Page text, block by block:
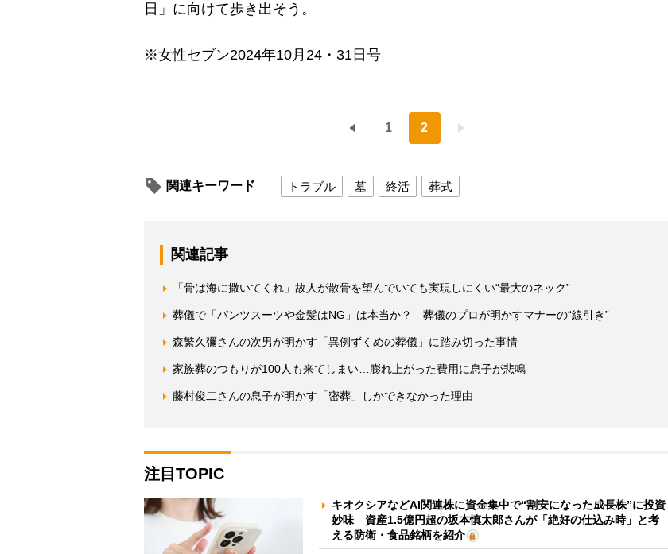
日」に向けて歩き出そう。
※女性セブン2024年10月24・31日号
1 2
関連キーワード トラブル 墓 終活 葬式
関連記事
「骨は海に撒いてくれ」故人が散骨を望んでいても実現しにくい“最大のネック”
葬儀で「パンツスーツや金髪はNG」は本当か？ 葬儀のプロが明かすマナーの“線引き”
森繁久彌さんの次男が明かす「異例ずくめの葬儀」に踏み切った事情
家族葬のつもりが100人も来てしまい…膨れ上がった費用に息子が悲鳴
藤村俊二さんの息子が明かす「密葬」しかできなかった理由
注目TOPIC
キオクシアなどAI関連株に資金集中で“割安になった成長株”に投資
妙味 資産1.5億円超の坂本慎太郎さんが「絶好の仕込み時」と考
える防衛・食品銘柄を紹介